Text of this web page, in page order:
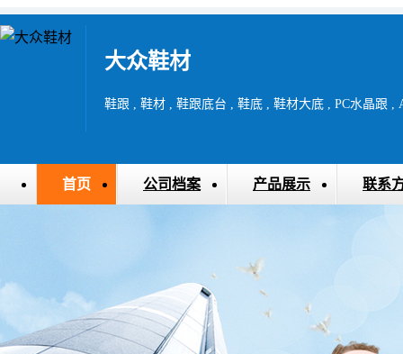
大众鞋材
鞋跟 , 鞋材 , 鞋跟底台 , 鞋底 , 鞋材大底 , PC水晶跟 ,
首页 公司档案 产品展示 联系